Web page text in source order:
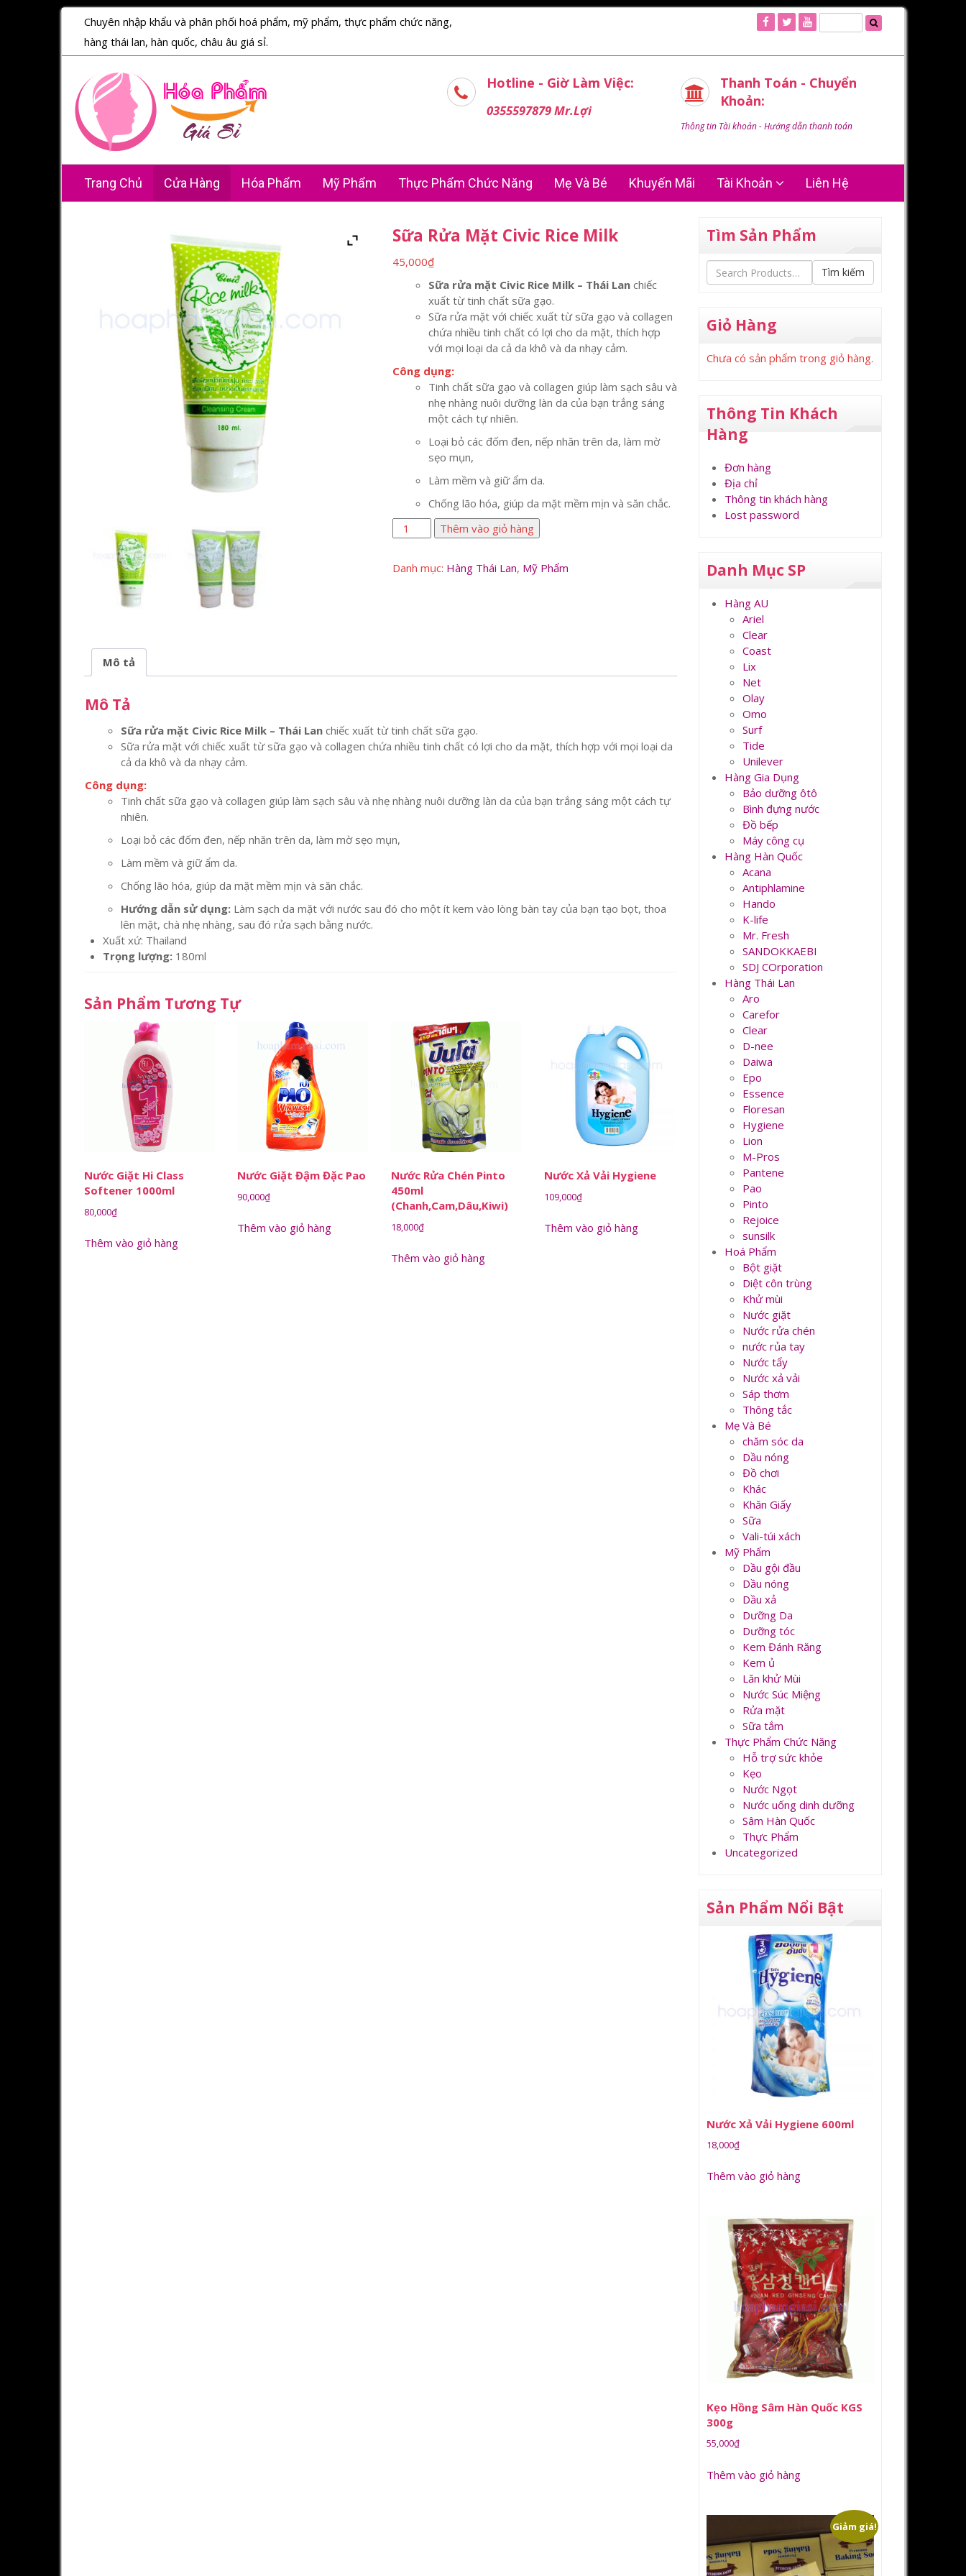
Chuyên nhập khẩu và phân phối hoá phẩm, mỹ phẩm, thực phẩm chức năng,
hàng thái lan, hàn quốc, châu âu giá sỉ.
Hotline - Giờ Làm Việc:
0355597879 Mr.Lợi
Thanh Toán - Chuyển
Khoản:
Thông tin Tài khoản - Hướng dẫn thanh toán
Trang Chủ Cửa Hàng Hóa Phẩm Mỹ Phẩm Thực Phẩm Chức Năng Mẹ Và Bé Khuyến Mãi Tài Khoản Liên Hệ
Sữa Rửa Mặt Civic Rice Milk
45,000₫
Sữa rửa mặt Civic Rice Milk – Thái Lan chiếc
xuất từ tinh chất sữa gạo.
Sữa rửa mặt với chiếc xuất từ sữa gạo và collagen
chứa nhiều tinh chất có lợi cho da mặt, thích hợp
với mọi loại da cả da khô và da nhạy cảm.
Công dụng:
Tinh chất sữa gạo và collagen giúp làm sạch sâu và
nhẹ nhàng nuôi dưỡng làn da của bạn trắng sáng
một cách tự nhiên.
Loại bỏ các đốm đen, nếp nhăn trên da, làm mờ
sẹo mụn,
Làm mềm và giữ ẩm da.
Chống lão hóa, giúp da mặt mềm mịn và săn chắc.
Sữa
rửa
Civic
Thêm vào giỏ hàng
Danh mục: Hàng Thái Lan, Mỹ Phẩm
Mô tả
Mô Tả
Sữa rửa mặt Civic Rice Milk – Thái Lan chiếc xuất từ tinh chất sữa gạo.
Sữa rửa mặt với chiếc xuất từ sữa gạo và collagen chứa nhiều tinh chất có lợi cho da mặt, thích hợp với mọi loại da
cả da khô và da nhạy cảm.
Công dụng:
Tinh chất sữa gạo và collagen giúp làm sạch sâu và nhẹ nhàng nuôi dưỡng làn da của bạn trắng sáng một cách tự
nhiên.
Loại bỏ các đốm đen, nếp nhăn trên da, làm mờ sẹo mụn,
Làm mềm và giữ ẩm da.
Chống lão hóa, giúp da mặt mềm mịn và săn chắc.
Hướng dẫn sử dụng: Làm sạch da mặt với nước sau đó cho một ít kem vào lòng bàn tay của bạn tạo bọt, thoa
lên mặt, chà nhẹ nhàng, sau đó rửa sạch bằng nước.
Xuất xứ: Thailand
Trọng lượng: 180ml
Sản Phẩm Tương Tự
Nước Giặt Hi Class
Softener 1000ml
80,000₫
Thêm vào giỏ hàng
Nước Giặt Đậm Đặc Pao
90,000₫
Thêm vào giỏ hàng
Nước Rửa Chén Pinto
450ml
(Chanh,Cam,Dâu,Kiwi)
18,000₫
Thêm vào giỏ hàng
Nước Xả Vải Hygiene
109,000₫
Thêm vào giỏ hàng
Tìm Sản Phẩm
Tìm kiếm
Giỏ Hàng
Chưa có sản phẩm trong giỏ hàng.
Thông Tin Khách
Hàng
Đơn hàng
Địa chỉ
Thông tin khách hàng
Lost password
Danh Mục SP
Hàng AU
Ariel
Clear
Coast
Lix
Net
Olay
Omo
Surf
Tide
Unilever
Hàng Gia Dụng
Bảo dưỡng ôtô
Bình đựng nước
Đồ bếp
Máy công cụ
Hàng Hàn Quốc
Acana
Antiphlamine
Hando
K-life
Mr. Fresh
SANDOKKAEBI
SDJ COrporation
Hàng Thái Lan
Aro
Carefor
Clear
D-nee
Daiwa
Epo
Essence
Floresan
Hygiene
Lion
M-Pros
Pantene
Pao
Pinto
Rejoice
sunsilk
Hoá Phẩm
Bột giặt
Diệt côn trùng
Khử mùi
Nước giặt
Nước rửa chén
nước rủa tay
Nước tẩy
Nước xả vải
Sáp thơm
Thông tắc
Mẹ Và Bé
chăm sóc da
Dầu nóng
Đồ chơi
Khác
Khăn Giấy
Sữa
Vali-túi xách
Mỹ Phẩm
Dầu gội đầu
Dầu nóng
Dầu xả
Dưỡng Da
Dưỡng tóc
Kem Đánh Răng
Kem ủ
Lăn khử Mùi
Nước Súc Miệng
Rửa mặt
Sữa tắm
Thực Phẩm Chức Năng
Hỗ trợ sức khỏe
Kẹo
Nước Ngọt
Nước uống dinh dưỡng
Sâm Hàn Quốc
Thực Phẩm
Uncategorized
Sản Phẩm Nổi Bật
Nước Xả Vải Hygiene 600ml
18,000₫
Thêm vào giỏ hàng
Kẹo Hồng Sâm Hàn Quốc KGS
300g
55,000₫
Thêm vào giỏ hàng
Giảm giá!